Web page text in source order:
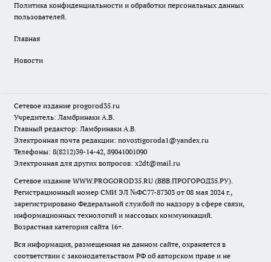
Политика конфиденциальности и обработки персональных данных
пользователей.
Главная
Новости
Сетевое издание progorod35.ru
Учредитель: Ламбринаки А.В.
Главный редактор: Ламбринаки А.В.
Электронная почта редакции: novostigoroda1@yandex.ru
Телефоны: 8(8212)39-14-42, 89041001090
Электронная для других вопросов: x2dt@mail.ru
Сетевое издание WWW.PROGOROD35.RU (ВВВ.ПРОГОРОД35.РУ).
Регистрационный номер СМИ ЭЛ №ФС77-87303 от 08 мая 2024 г.,
зарегистрировано Федеральной службой по надзору в сфере связи,
информационных технологий и массовых коммуникаций.
Возрастная категория сайта 16+.
Вся информация, размещенная на данном сайте, охраняется в
соответствии с законодательством РФ об авторском праве и не